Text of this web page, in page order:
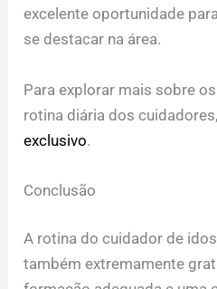
excelente oportunidade
se destacar na área.
Para explorar mais sobre
rotina diária dos cuidadores,
exclusivo.
Conclusão
A rotina do cuidador de
também extremamente